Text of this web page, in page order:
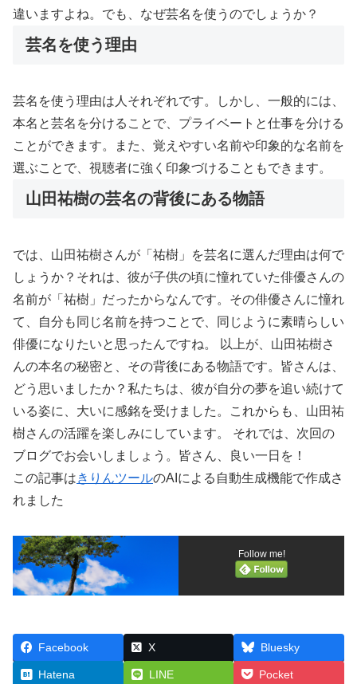
違いますよね。でも、なぜ芸名を使うのでしょうか？
芸名を使う理由
芸名を使う理由は人それぞれです。しかし、一般的には、
本名と芸名を分けることで、プライベートと仕事を分ける
ことができます。また、覚えやすい名前や印象的な名前を
選ぶことで、視聴者に強く印象づけることもできます。
山田祐樹の芸名の背後にある物語
では、山田祐樹さんが「祐樹」を芸名に選んだ理由は何で
しょうか？それは、彼が子供の頃に憧れていた俳優さんの
名前が「祐樹」だったからなんです。その俳優さんに憧れ
て、自分も同じ名前を持つことで、同じように素晴らしい
俳優になりたいと思ったんですね。 以上が、山田祐樹さ
んの本名の秘密と、その背後にある物語です。皆さんは、
どう思いましたか？私たちは、彼が自分の夢を追い続けて
いる姿に、大いに感銘を受けました。これからも、山田祐
樹さんの活躍を楽しみにしています。 それでは、次回の
ブログでお会いしましょう。皆さん、良い一日を！
この記事はきりんツールのAIによる自動生成機能で作成さ
れました
Follow me!
Facebook X Bluesky
Hatena LINE Pocket